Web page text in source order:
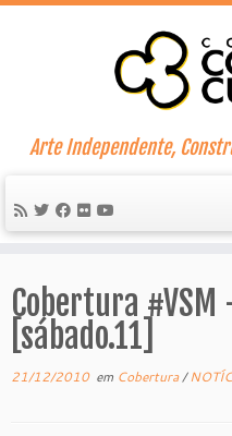
Skip
Arte Independente,
Cobertura #VSM
[sábado.11]
21/12/2010em Cobertura/